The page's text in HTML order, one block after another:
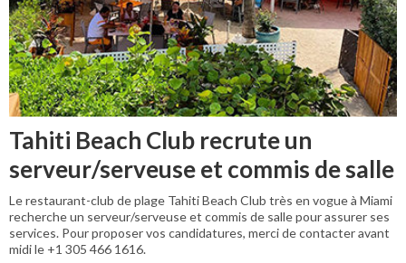
Tahiti Beach Club recrute un
serveur/serveuse et commis de salle
Le restaurant-club de plage Tahiti Beach Club très en vogue à Miami
recherche un serveur/serveuse et commis de salle pour assurer ses
services. Pour proposer vos candidatures, merci de contacter avant
midi le +1 305 466 1616.